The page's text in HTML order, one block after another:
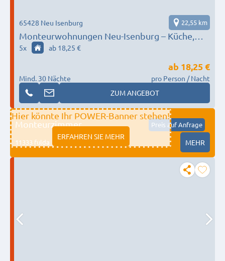
Monteurwohnungen Neu-Isenburg – Küche,
WLAN, Parkplatz, Reinigung inklusive
65428 Neu Isenburg 22,55 km
5x ab 18,25 €
Mind. 30 Nächte
ab 18,25 €
pro Person / Nacht
ZUM ANGEBOT
Hier könnte Ihr POWER-Banner stehen!
ERFAHREN SIE MEHR
Monteurzimmer Preis auf Anfrage
11333 fulda MEHR